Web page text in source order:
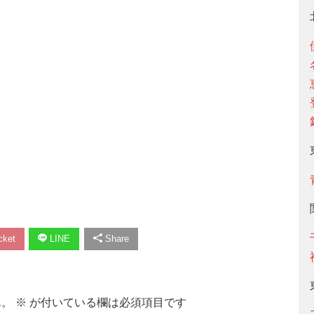
LINE Share
※ が付いている欄は必須項目です